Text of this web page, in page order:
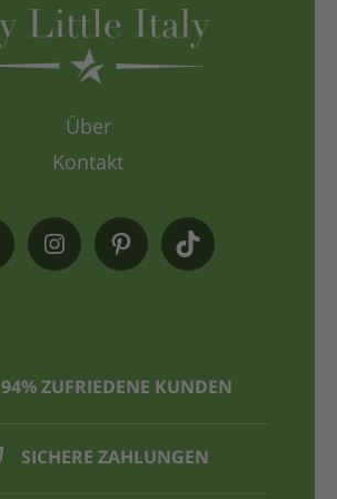
94% ZUFRIEDENE KUNDEN
SICHERE ZAHLUNGEN
Über
Kontakt